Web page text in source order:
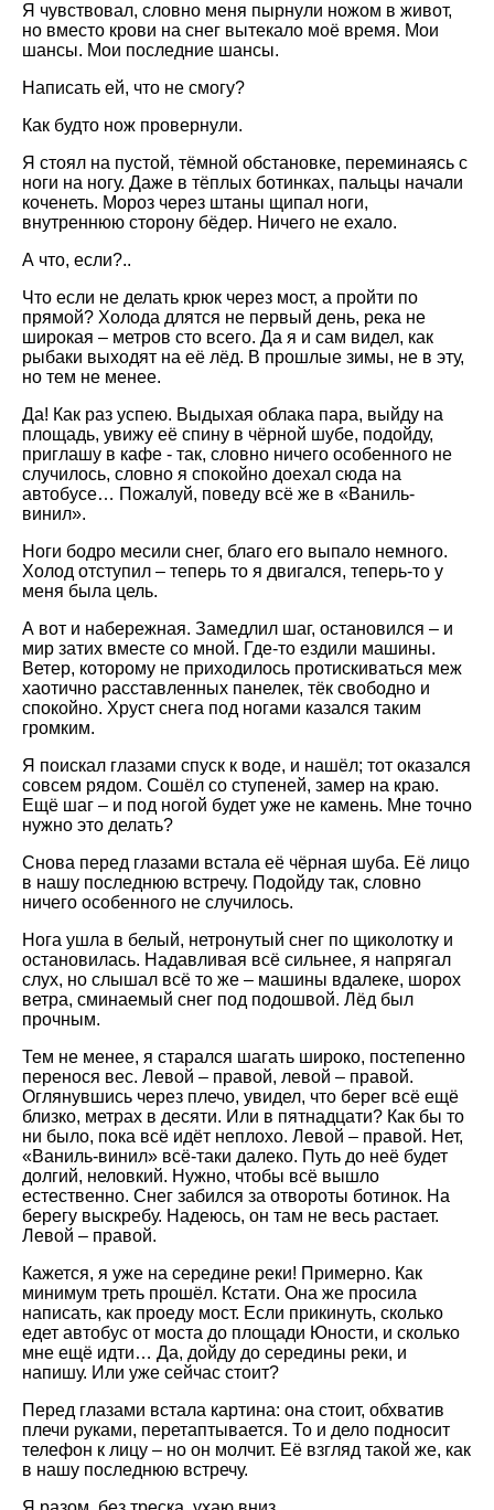
Я чувствовал, словно меня пырнули ножом в живот,
но вместо крови на снег вытекало моё время. Мои
шансы. Мои последние шансы.
Написать ей, что не смогу?
Как будто нож провернули.
Я стоял на пустой, тёмной обстановке, переминаясь с
ноги на ногу. Даже в тёплых ботинках, пальцы начали
коченеть. Мороз через штаны щипал ноги,
внутреннюю сторону бёдер. Ничего не ехало.
А что, если?..
Что если не делать крюк через мост, а пройти по
прямой? Холода длятся не первый день, река не
широкая – метров сто всего. Да я и сам видел, как
рыбаки выходят на её лёд. В прошлые зимы, не в эту,
но тем не менее.
Да! Как раз успею. Выдыхая облака пара, выйду на
площадь, увижу её спину в чёрной шубе, подойду,
приглашу в кафе - так, словно ничего особенного не
случилось, словно я спокойно доехал сюда на
автобусе… Пожалуй, поведу всё же в «Ваниль-
винил».
Ноги бодро месили снег, благо его выпало немного.
Холод отступил – теперь то я двигался, теперь-то у
меня была цель.
А вот и набережная. Замедлил шаг, остановился – и
мир затих вместе со мной. Где-то ездили машины.
Ветер, которому не приходилось протискиваться меж
хаотично расставленных панелек, тёк свободно и
спокойно. Хруст снега под ногами казался таким
громким.
Я поискал глазами спуск к воде, и нашёл; тот оказался
совсем рядом. Сошёл со ступеней, замер на краю.
Ещё шаг – и под ногой будет уже не камень. Мне точно
нужно это делать?
Снова перед глазами встала её чёрная шуба. Её лицо
в нашу последнюю встречу. Подойду так, словно
ничего особенного не случилось.
Нога ушла в белый, нетронутый снег по щиколотку и
остановилась. Надавливая всё сильнее, я напрягал
слух, но слышал всё то же – машины вдалеке, шорох
ветра, сминаемый снег под подошвой. Лёд был
прочным.
Тем не менее, я старался шагать широко, постепенно
перенося вес. Левой – правой, левой – правой.
Оглянувшись через плечо, увидел, что берег всё ещё
близко, метрах в десяти. Или в пятнадцати? Как бы то
ни было, пока всё идёт неплохо. Левой – правой. Нет,
«Ваниль-винил» всё-таки далеко. Путь до неё будет
долгий, неловкий. Нужно, чтобы всё вышло
естественно. Снег забился за отвороты ботинок. На
берегу выскребу. Надеюсь, он там не весь растает.
Левой – правой.
Кажется, я уже на середине реки! Примерно. Как
минимум треть прошёл. Кстати. Она же просила
написать, как проеду мост. Если прикинуть, сколько
едет автобус от моста до площади Юности, и сколько
мне ещё идти… Да, дойду до середины реки, и
напишу. Или уже сейчас стоит?
Перед глазами встала картина: она стоит, обхватив
плечи руками, перетаптывается. То и дело подносит
телефон к лицу – но он молчит. Её взгляд такой же, как
в нашу последнюю встречу.